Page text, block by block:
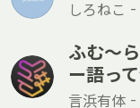
しろねこ -
ふむ〜
ー語っ
言浜有体 -